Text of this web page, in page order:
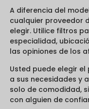
A diferencia del
cualquier proveedor
elegir. Utilice filtros
especialidad,
las opiniones de los
Usted puede elegir
a sus necesidades y
solo de comodidad,
con alguien de